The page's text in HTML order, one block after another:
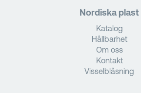
Nordiska plast
Katalog
Hållbarhet
Om oss
Kontakt
Visselblåsning